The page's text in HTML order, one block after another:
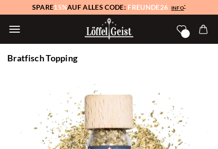
SPARE15%AUF ALLES CODE: FREUNDE26 INFO*
Bratfisch Topping